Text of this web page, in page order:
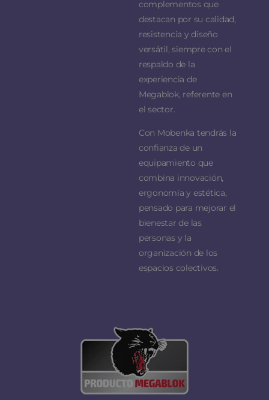
complementos que
destacan por su calidad,
resistencia y diseño
versátil, siempre con el
respaldo de la
experiencia de
Megablok, referente en
el sector.
Con Mobenka tendrás la
confianza de un
equipamiento que
combina innovación,
ergonomía y estética,
pensado para mejorar el
bienestar de las
personas y la
organización de los
espacios colectivos.